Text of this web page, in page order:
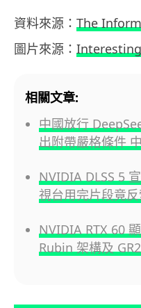
資料來源： The
圖片來源：
相關文章:
中國放行
出附帶嚴格條件
NVIDIA DLSS 5
視台用完片段竟
NVIDIA RTX 60
Rubin 架構及